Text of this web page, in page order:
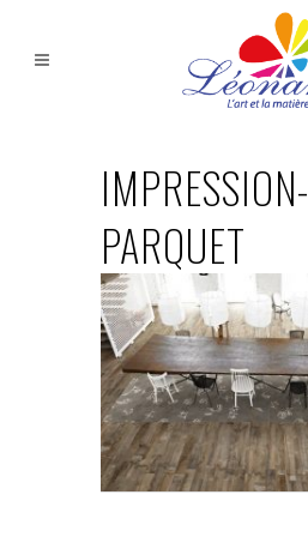
IMPRESSION-
PARQUET